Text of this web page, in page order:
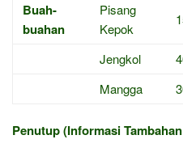
Buah-
buahan
Pisang
Kepok
Jengkol
Mangga
Penutup (Informasi